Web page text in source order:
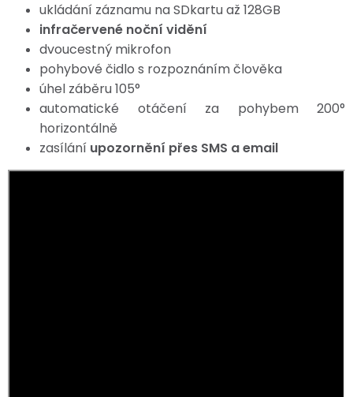
ukládání záznamu na SDkartu až 128GB
infračervené noční vidění
dvoucestný mikrofon
pohybové čidlo s rozpoznáním člověka
úhel záběru 105°
automatické otáčení za pohybem 200°
horizontálně
zasílání upozornění přes SMS a email